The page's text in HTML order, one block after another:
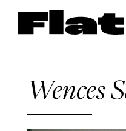
Wences